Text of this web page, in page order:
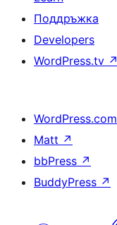
Поддръжка
Developers
WordPress.tv ↗
WordPress.com
Matt ↗
bbPress ↗
BuddyPress ↗